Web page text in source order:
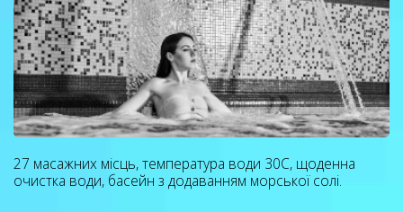
27 масажних місць, температура води 30С, щоденна
очистка води, басейн з додаванням морської солі.